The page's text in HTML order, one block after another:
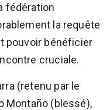
fédération
la requête
pouvoir bénéficier
cruciale.
(retenu par le
Montaño (blessé),